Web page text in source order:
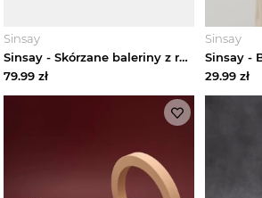
Sinsay
Sinsay - Skórzane baleriny z regulowanym paskiem - beżowy
79.99 zł
Sinsay
29.99 zł